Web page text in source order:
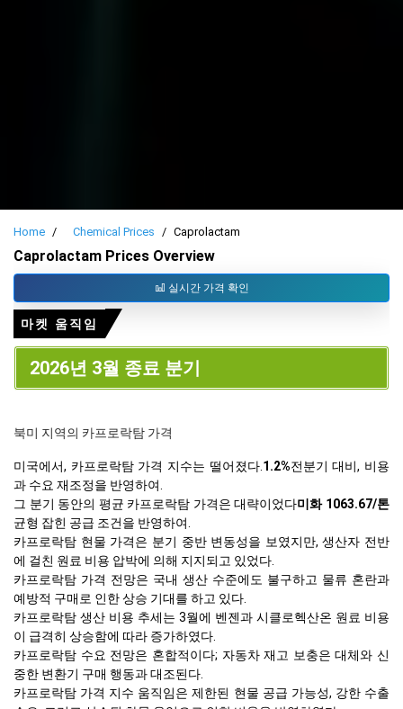
Home Chemical Prices Caprolactam
Caprolactam Prices Overview
실시간 가격 확인
마켓 움직임
2026년 3월 종료 분기
북미 지역의 카프로락탐 가격
미국에서, 카프로락탐 가격 지수는 떨어졌다.1.2%전분기 대비, 비용
과 수요 재조정을 반영하여.
그 분기 동안의 평균 카프로락탐 가격은 대략이었다미화 1063.67/톤
균형 잡힌 공급 조건을 반영하여.
카프로락탐 현물 가격은 분기 중반 변동성을 보였지만, 생산자 전반
에 걸친 원료 비용 압박에 의해 지지되고 있었다.
카프로락탐 가격 전망은 국내 생산 수준에도 불구하고 물류 혼란과
예방적 구매로 인한 상승 기대를 하고 있다.
카프로락탐 생산 비용 추세는 3월에 벤젠과 시클로헥산온 원료 비용
이 급격히 상승함에 따라 증가하였다.
카프로락탐 수요 전망은 혼합적이다; 자동차 재고 보충은 대체와 신
중한 변환기 구매 행동과 대조된다.
카프로락탐 가격 지수 움직임은 제한된 현물 공급 가능성, 강한 수출